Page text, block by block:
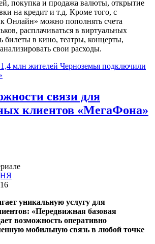
покупка и продажа валюты, открытие
на кредит и т.д. Кроме того, с
Онлайн» можно пополнять счета
расплачиваться в виртуальных
билеты в кино, театры, концерты,
свои расходы.
млн жителей Черноземья подключили
связи для
клиентов «МегаФона»
уникальную услугу для
«Передвижная базовая
возможность оперативно
мобильную связь в любой точке